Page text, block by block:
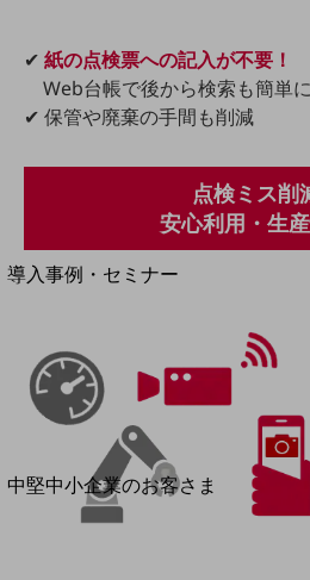
運用保守・故障紛失サポート
回線・ネットワーク
お手続き
別ウィンドウで開きます
サービスをご利用中のお客さま
導入事例・セミナー
最新の導入事例や注目の導入事例をご紹介します
セミナー
開催・出展する各種セミナー、イベント情報を
別
中堅中小企業のお客さま
NTTドコモビジネスウォッチ
✔ 紙の点検票への記入が不要！
Web台帳で後から検索も簡単に
✔ 保管や廃棄の手間も削減
点検ミス削
安心利用・生